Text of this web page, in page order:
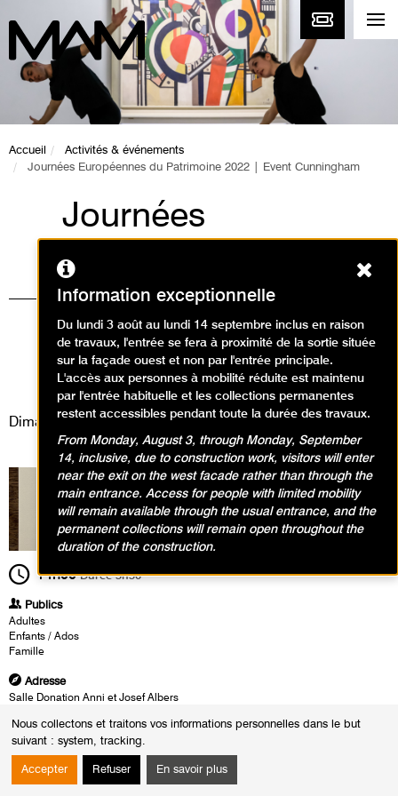
Nous collectons et traitons vos informations personnelles dans le but
suivant : system, tracking.
Accepter Refuser En savoir plus
Accueil
Activités & événements
Journées Européennes du Patrimoine 2022 | Event Cunningham
Journées
Européennes du
Patrimoine 2022 |
Event Cunningham
Événement / Journées du
Patrimoine
Dimanche 18 septembre 2022
14h00Durée3h30
Publics
Adultes
Enfants / Ados
Famille
Adresse
Salle Donation Anni et Josef Albers
Heures
Ashley Chen, Anna Chirescu et Cheryl Therrien
Information exceptionnelle
Du lundi 3 août au lundi 14 septembre inclus en raison
de travaux, l'entrée se fera à proximité de la sortie située
sur la façade ouest et non par l'entrée principale.
L'accès aux personnes à mobilité réduite est maintenu
par l'entrée habituelle et les collections permanentes
restent accessibles pendant toute la durée des travaux.
From Monday, August 3, through Monday, September
14, inclusive, due to construction work, visitors will enter
near the exit on the west facade rather than through the
main entrance. Access for people with limited mobility
will remain available through the usual entrance, and the
permanent collections will remain open throughout the
duration of the construction.